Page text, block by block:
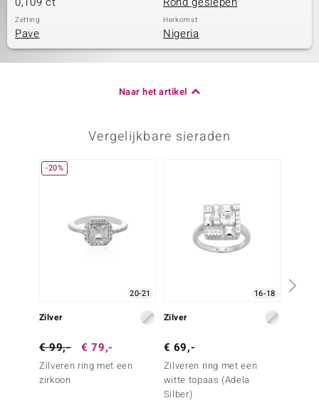
Zetting
Pave
Herkomst
Nigeria
Naar het artikel
Vergelijkbare sieraden
-20%
20-21
Zilver
€ 99,- € 79,-
Zilveren ring met een
zirkoon
16-18
Zilver
€ 69,-
Zilveren ring met een
witte topaas (Adela
Silber)